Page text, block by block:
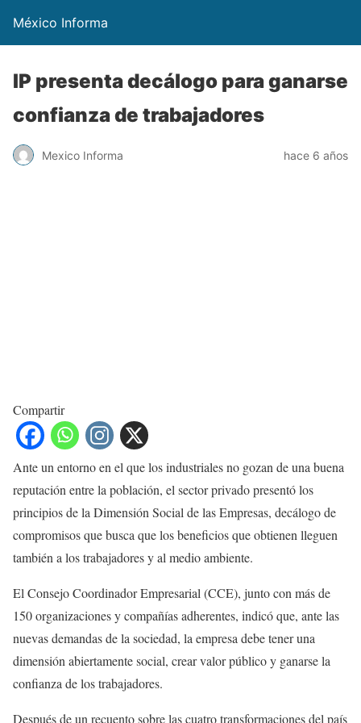
México Informa
IP presenta decálogo para ganarse
confianza de trabajadores
Mexico Informa hace 6 años
Compartir
Ante un entorno en el que los industriales no gozan de una buena
reputación entre la población, el sector privado presentó los
principios de la Dimensión Social de las Empresas, decálogo de
compromisos que busca que los beneficios que obtienen lleguen
también a los trabajadores y al medio ambiente.
El Consejo Coordinador Empresarial (CCE), junto con más de
150 organizaciones y compañías adherentes, indicó que, ante las
nuevas demandas de la sociedad, la empresa debe tener una
dimensión abiertamente social, crear valor público y ganarse la
confianza de los trabajadores.
Después de un recuento sobre las cuatro transformaciones del país